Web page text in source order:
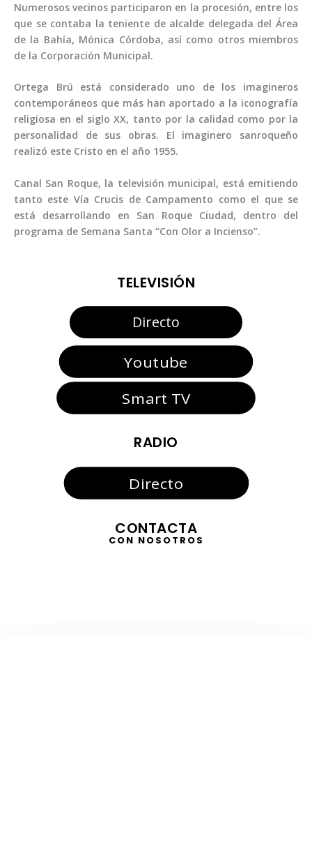
Numerosos vecinos participaron en la procesión, entre los
que se contaba la teniente de alcalde delegada del Área
de la Bahía, Mónica Córdoba, así como otros miembros
de la Corporación Municipal.
Ortega Brú está considerado uno de los imagineros
contemporáneos que más han aportado a la iconografía
religiosa en el siglo XX, tanto por la calidad como por la
personalidad de sus obras. El imaginero sanroqueño
realizó este Cristo en el año 1955.
Canal San Roque, la televisión municipal, está emitiendo
tanto este Vía Crucis de Campamento como el que se
está desarrollando en San Roque Ciudad, dentro del
programa de Semana Santa “Con Olor a Incienso”.
TELEVISIÓN
Directo
Youtube
Smart TV
RADIO
Directo
CONTACTA
CON NOSOTROS